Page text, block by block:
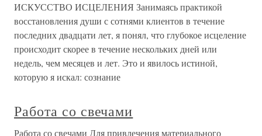
ИСКУССТВО ИСЦЕЛЕНИЯ Занимаясь практикой
восстановления души с сотнями клиентов в течение
последних двадцати лет, я понял, что глубокое исцеление
происходит скорее в течение нескольких дней или
недель, чем месяцев и лет. Это и явилось истиной,
которую я искал: сознание
Работа со свечами
Работа со свечами Для привлечения материального